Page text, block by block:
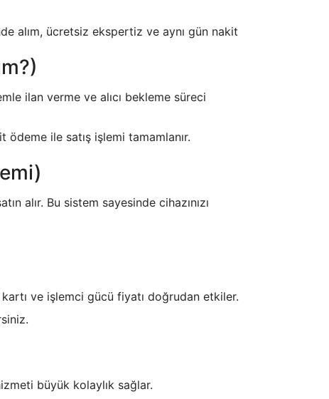
alım, ücretsiz ekspertiz ve aynı gün nakit
ilan verme ve alıcı bekleme süreci
ile satış işlemi tamamlanır.
alır. Bu sistem sayesinde cihazınızı
kartı ve işlemci gücü fiyatı doğrudan etkiler.
büyük kolaylık sağlar.